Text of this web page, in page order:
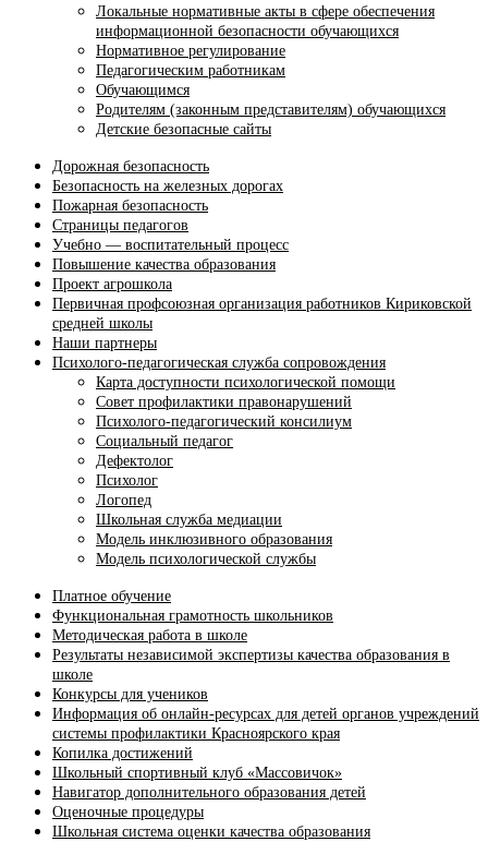
Локальные нормативные акты в сфере обеспечения
информационной безопасности обучающихся
Нормативное регулирование
Педагогическим работникам
Обучающимся
Родителям (законным представителям) обучающихся
Детские безопасные сайты
Дорожная безопасность
Безопасность на железных дорогах
Пожарная безопасность
Страницы педагогов
Учебно — воспитательный процесс
Повышение качества образования
Проект агрошкола
Первичная профсоюзная организация работников Кириковской
средней школы
Наши партнеры
Психолого-педагогическая служба сопровождения
Карта доступности психологической помощи
Совет профилактики правонарушений
Психолого-педагогический консилиум
Социальный педагог
Дефектолог
Психолог
Логопед
Школьная служба медиации
Модель инклюзивного образования
Модель психологической службы
Платное обучение
Функциональная грамотность школьников
Методическая работа в школе
Результаты независимой экспертизы качества образования в
школе
Конкурсы для учеников
Информация об онлайн-ресурсах для детей органов учреждений
системы профилактики Красноярского края
Копилка достижений
Школьный спортивный клуб «Массовичок»
Навигатор дополнительного образования детей
Оценочные процедуры
Школьная система оценки качества образования